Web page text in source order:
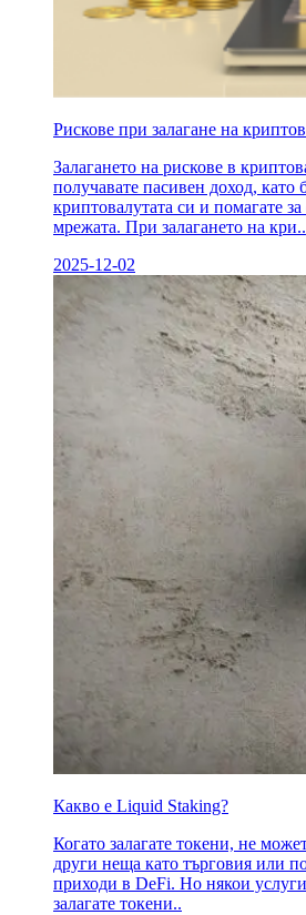
Рискове при залагане на
Залагането на рискове в
получавате пасивен доход, като
криптовалутата си и помагате
мрежата. При залагането на кри..
2025-12-02
Какво е Liquid Staking?
Когато залагате токени, не
други неща като търговия или
приходи в DeFi. Но някои
залагате токени..